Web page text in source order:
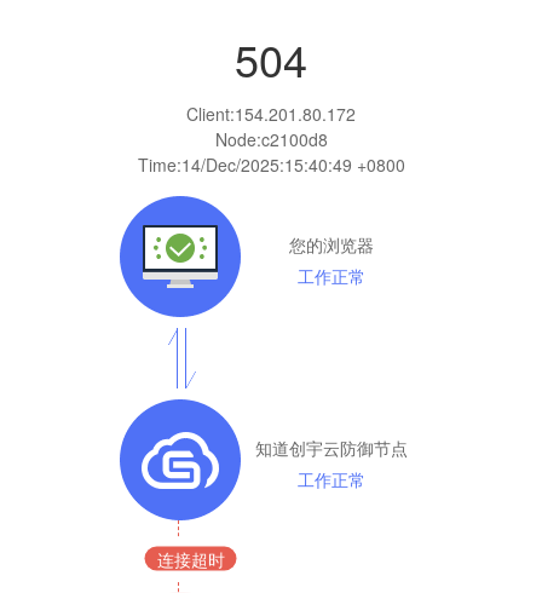
504
Client:154.201.80.172
Node:c2100d8
Time:14/Dec/2025:15:40:49 +0800
您的浏览器
工作正常
知道创宇云防御节点
工作正常
连接超时